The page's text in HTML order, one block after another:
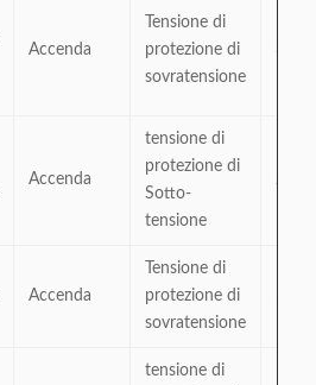
Accenda
Tensione di
protezione di
sovratensione
Accenda
tensione di
protezione di
Sotto-
tensione
Accenda
Tensione di
protezione di
sovratensione
tensione di